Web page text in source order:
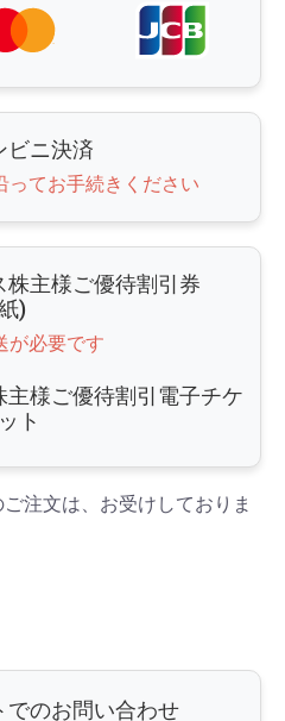
ニ決済
ってお手続きください
主様ご優待割引券
)
が必要です
様ご優待割引電子チケ
ット
注文は、お受けしておりま
でのお問い合わせ